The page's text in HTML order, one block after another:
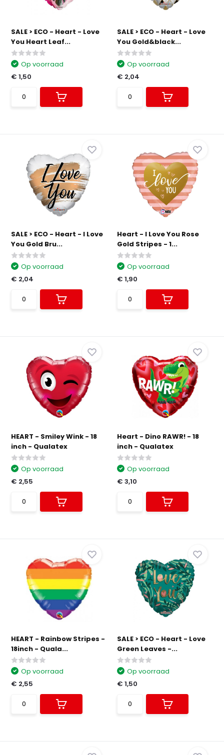
SALE > ECO - Heart - Love
You Heart Leaf...
Op voorraad
€ 1,50
SALE > ECO - Heart - Love
You Gold&black...
Op voorraad
€ 2,04
SALE > ECO - Heart - I Love
You Gold Bru...
Op voorraad
€ 2,04
Heart - I Love You Rose
Gold Stripes - 1...
Op voorraad
€ 1,90
HEART - Smiley Wink - 18
inch - Qualatex
Op voorraad
€ 2,55
Heart - Dino RAWR! - 18
inch - Qualatex
Op voorraad
€ 3,10
HEART - Rainbow Stripes -
18inch - Quala...
Op voorraad
€ 2,55
SALE > ECO - Heart - Love
Green Leaves -...
Op voorraad
€ 1,50